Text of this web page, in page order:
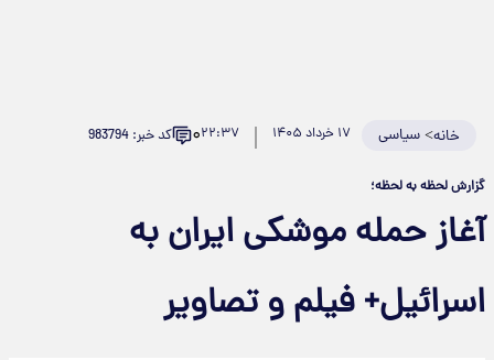
خانه>سیاسی ۱۷ خرداد ۱۴۰۵ ۲۲:۳۷۰ کد خبر: 983794
گزارش لحظه به لحظه؛
آغاز حمله موشکی ایران به
اسرائیل+ فیلم و تصاویر